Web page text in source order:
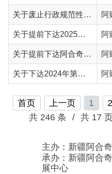
首页 上一页 1
共 246 条
/ 共 17 页
主办：新疆阿合奇县
承办：新疆阿合奇县
展中心
政府网站标识码：
新公网安备：
新ICP备16001989号
地 址：阿合奇县南大
电话：
政务新媒体矩阵
阿合奇县网信办监督
5620663